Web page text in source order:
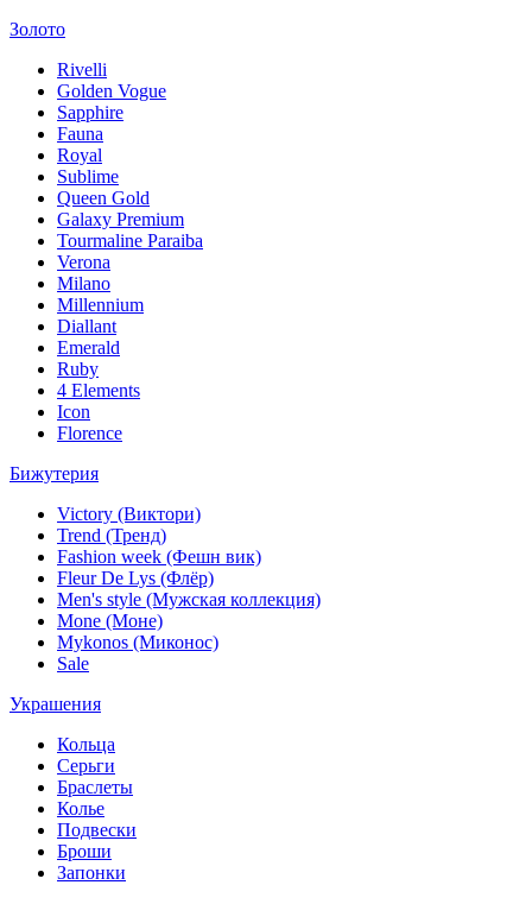
Золото
Rivelli
Golden Vogue
Sapphire
Fauna
Royal
Sublime
Queen Gold
Galaxy Premium
Tourmaline Paraiba
Verona
Milano
Millennium
Diallant
Emerald
Ruby
4 Elements
Icon
Florence
Бижутерия
Victory (Виктори)
Trend (Тренд)
Fashion week (Фешн вик)
Fleur De Lys (Флёр)
Men's style (Мужская коллекция)
Mone (Моне)
Mykonos (Миконос)
Sale
Украшения
Кольца
Серьги
Браслеты
Колье
Подвески
Броши
Запонки